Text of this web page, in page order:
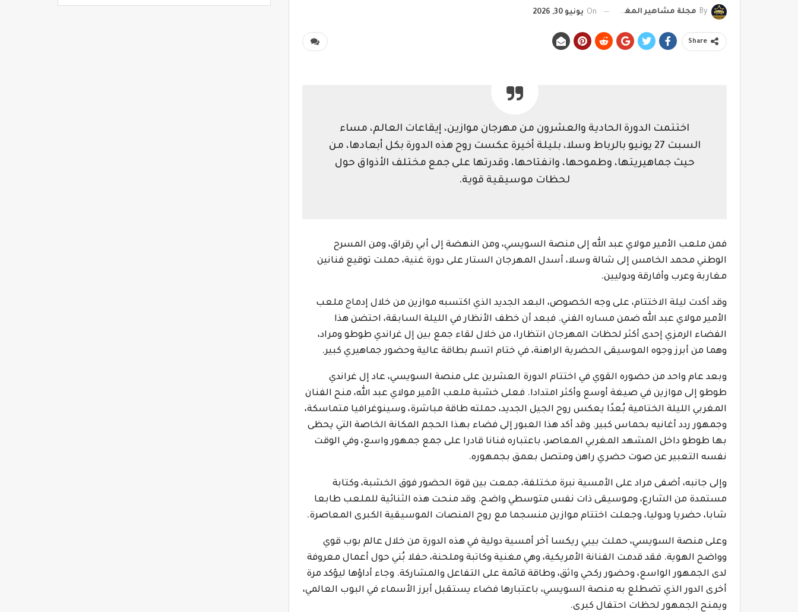
By مجلة مشاهير المغرب On يونيو 30, 2026
Share
اختتمت الدورة الحادية والعشرون من مهرجان موازين، إيقاعات العالم، مساء
السبت 27 يونيو بالرباط وسلا، بليلة أخيرة عكست روح هذه الدورة بكل أبعادها، من
حيث جماهيريتها، وطموحها، وانفتاحها، وقدرتها على جمع مختلف الأذواق حول
لحظات موسيقية قوية.
فمن ملعب الأمير مولاي عبد الله إلى منصة السويسي، ومن النهضة إلى أبي رقراق، ومن المسرح
الوطني محمد الخامس إلى شالة وسلا، أسدل المهرجان الستار على دورة غنية، حملت توقيع فنانين
مغاربة وعرب وأفارقة ودوليين.
وقد أكدت ليلة الاختتام، على وجه الخصوص، البعد الجديد الذي اكتسبه موازين من خلال إدماج ملعب
الأمير مولاي عبد الله ضمن مساره الفني. فبعد أن خطف الأنظار في الليلة السابقة، احتضن هذا
الفضاء الرمزي إحدى أكثر لحظات المهرجان انتظارا، من خلال لقاء جمع بين إل غراندي طوطو ومراد،
وهما من أبرز وجوه الموسيقى الحضرية الراهنة، في ختام اتسم بطاقة عالية وحضور جماهيري كبير.
وبعد عام واحد من حضوره القوي في اختتام الدورة العشرين على منصة السويسي، عاد إل غراندي
طوطو إلى موازين في صيغة أوسع وأكثر امتدادا. فعلى خشبة ملعب الأمير مولاي عبد الله، منح الفنان
المغربي الليلة الختامية بُعدًا يعكس روح الجيل الجديد، حملته طاقة مباشرة، وسينوغرافيا متماسكة،
وجمهور ردد أغانيه بحماس كبير. وقد أكد هذا العبور إلى فضاء بهذا الحجم المكانة الخاصة التي يحظى
بها طوطو داخل المشهد المغربي المعاصر، باعتباره فنانا قادرا على جمع جمهور واسع، وفي الوقت
نفسه التعبير عن صوت حضري راهن ومتصل بعمق بجمهوره.
وإلى جانبه، أضفى مراد على الأمسية نبرة مختلفة، جمعت بين قوة الحضور فوق الخشبة، وكتابة
مستمدة من الشارع، وموسيقى ذات نفس متوسطي واضح. وقد منحت هذه الثنائية للملعب طابعا
شابا، حضريا ودوليا، وجعلت اختتام موازين منسجما مع روح المنصات الموسيقية الكبرى المعاصرة.
وعلى منصة السويسي، حملت بيبي ريكسا آخر أمسية دولية في هذه الدورة من خلال عالم بوب قوي
وواضح الهوية. فقد قدمت الفنانة الأمريكية، وهي مغنية وكاتبة وملحنة، حفلا بُني حول أعمال معروفة
لدى الجمهور الواسع، وحضور ركحي واثق، وطاقة قائمة على التفاعل والمشاركة. وجاء أداؤها ليؤكد مرة
أخرى الدور الذي تضطلع به منصة السويسي، باعتبارها فضاء يستقبل أبرز الأسماء في البوب العالمي،
ويمنح الجمهور لحظات احتفال كبرى.